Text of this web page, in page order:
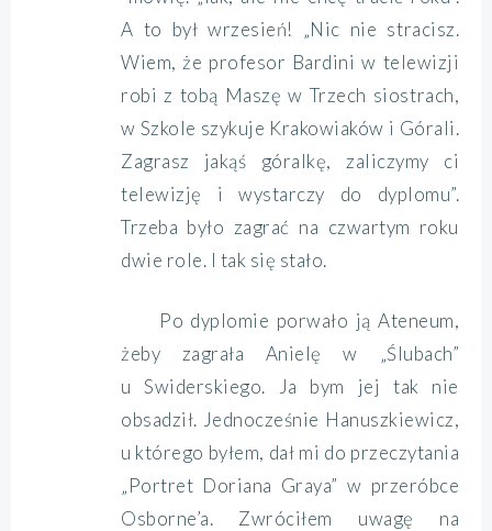
A to był wrzesień! „Nic nie stracisz.
Wiem, że profesor Bardini w telewizji
robi z tobą Maszę w Trzech siostrach,
w Szkole szykuje Krakowiaków i Górali.
Zagrasz jakąś góralkę, zaliczymy ci
telewizję i wystarczy do dyplomu”.
Trzeba było zagrać na czwartym roku
dwie role. I tak się stało.
Po dyplomie porwało ją Ateneum,
żeby zagrała Anielę w „Ślubach”
u Swiderskiego. Ja bym jej tak nie
obsadził. Jednocześnie Hanuszkiewicz,
u którego byłem, dał mi do przeczytania
„Portret Doriana Graya” w przeróbce
Osborne’a. Zwróciłem uwagę na